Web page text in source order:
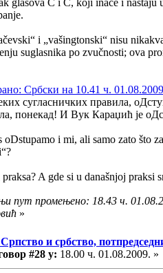
i „vašingtonski“ nisu
suglasnika po zvučnosti; ova
Србски на 10.41 ч.
сугласничких правила,
понекад! И Вук Караџић је
oDstupamo i mi, ali samo zato što
A gde si u današnjoj praksi
пут промењено: 18.43 ч.
»
и србство,
#28 у: 18.00 ч. 01.08.2009. »